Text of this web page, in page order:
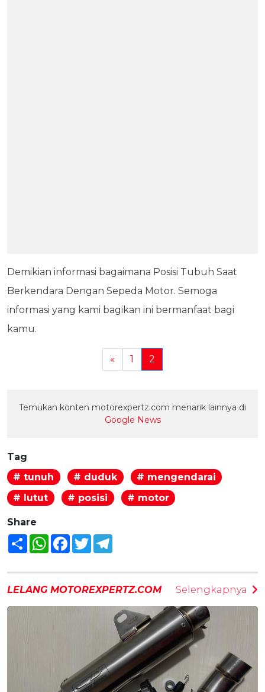
Demikian informasi bagaimana Posisi Tubuh Saat
Berkendara Dengan Sepeda Motor. Semoga
informasi yang kami bagikan ini bermanfaat bagi
kamu.
« 1 2
Temukan konten motorexpertz.com menarik lainnya di
Google News
Tag
# tunuh
# duduk
# mengendarai
# lutut
# posisi # motor
Share
Share WhatsAppFacebook
Twitter
LELANG MOTOREXPERTZ.COM Selengkapnya